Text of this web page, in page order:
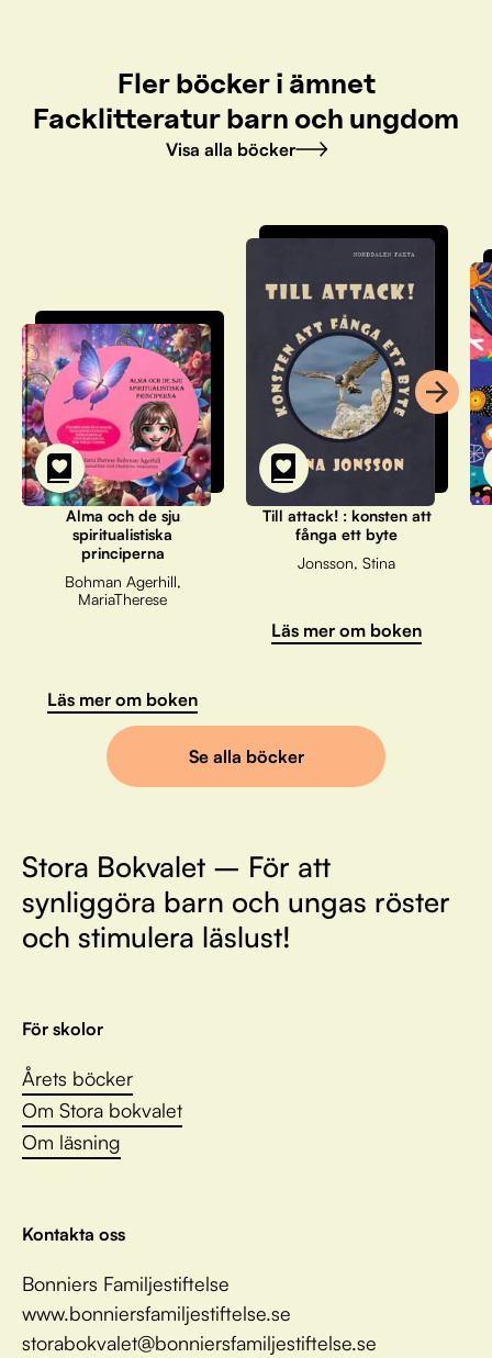
Fler böcker i ämnet
Facklitteratur barn och ungdom
Visa alla böcker
Alma och de sju
spiritualistiska
principerna
Bohman Agerhill,
MariaTherese
Läs mer om boken
Till attack! : konsten att
fånga ett byte
Jonsson, Stina
Läs mer om boken
Se alla böcker
Stora Bokvalet – För att
synliggöra barn och ungas röster
och stimulera läslust!
För skolor
Årets böcker
Om Stora bokvalet
Om läsning
Kontakta oss
Bonniers Familjestiftelse
www.bonniersfamiljestiftelse.se
storabokvalet@bonniersfamiljestiftelse.se